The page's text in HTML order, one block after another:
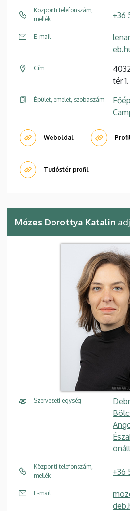
Központi telefonszám,
mellék
+36
E-mail
Cím
tér 1.
Épület, emelet, szobaszám
Weboldal
Tudóstér profil
Mózes Dorottya Katalin
Szervezeti egység
Központi telefonszám,
mellék
+36
E-mail